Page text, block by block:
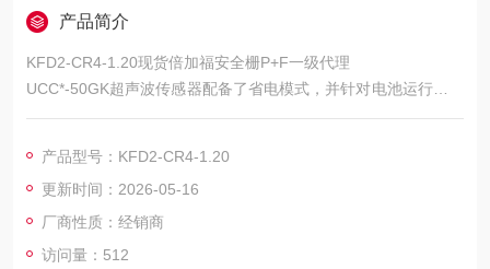
产品简介
KFD2-CR4-1.20现货倍加福安全栅P+F一级代理
UCC*-50GK超声波传感器配备了省电模式，并针对电池运行环境
进行了优化，适用于需要更长运行时间的无线通讯应用。
产品型号：KFD2-CR4-1.20
更新时间：2026-05-16
厂商性质：经销商
访问量：512